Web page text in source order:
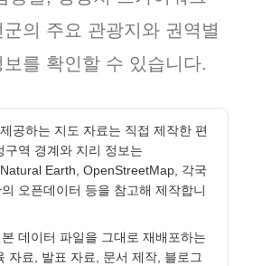
군의 주요 관광지와 권역별
보를 확인할 수 있습니다.
공하는 지도 자료는 직접 제작한 편
구역 경계와 지리 정보는
Earth, OpenStreetMap, 각국
오픈데이터 등을 참고해 제작합니
데이터 파일을 그대로 재배포하는
자료, 발표 자료, 문서 제작, 블로그